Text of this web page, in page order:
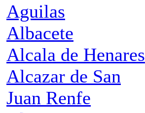
Aguilas
Albacete
Alcala de Henares
Alcazar de San
Juan Renfe